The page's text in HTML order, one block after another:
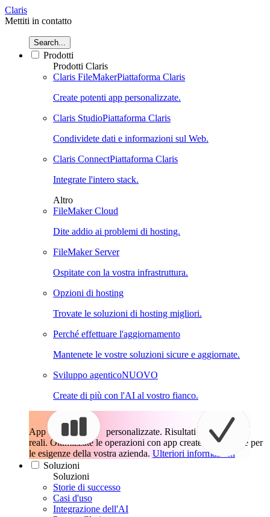
Claris
Mettiti in contatto
Search...
Prodotti
Prodotti Claris
Claris FileMakerPiattaforma Claris
Create potenti app personalizzate.
Claris StudioPiattaforma Claris
Condividete dati e informazioni sul Web.
Claris ConnectPiattaforma Claris
Integrate l'intero stack.
Altro
FileMaker Cloud
Dite addio ai problemi di hosting.
FileMaker Server
Ospitate con la vostra infrastruttura.
Opzioni di hosting
Trovate le soluzioni di hosting migliori.
Perché effettuare l'aggiornamento
Mantenete le vostre soluzioni sicure e aggiornate.
Sviluppo agenticoNUOVO
Create di più con l'AI al vostro fianco.
App
personalizzate. Risultati
reali. Ottimizzate le operazioni con app create esattamente per
le esigenze della vostra azienda. Ulteriori informazioni
Soluzioni
Soluzioni
Storie di successo
Casi d'uso
Integrazione dell'AI